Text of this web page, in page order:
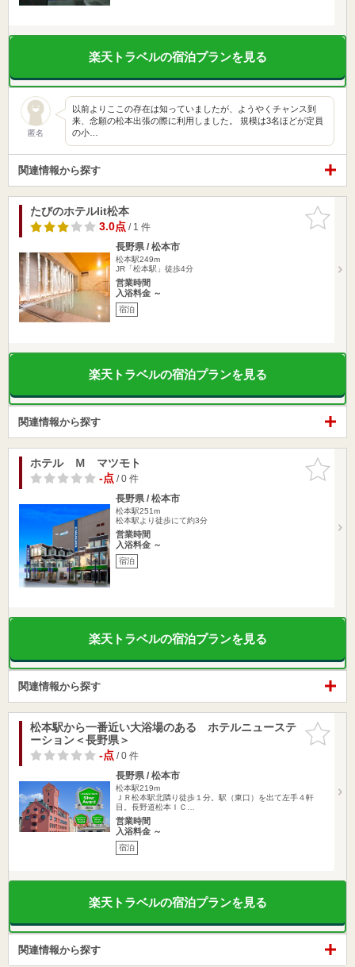
楽天トラベルの宿泊プランを見る
匿名
以前よりここの存在は知っていましたが、ようやくチャンス到
来、念願の松本出張の際に利用しました。 規模は3名ほどが定員
の小…
関連情報から探す
お気に入
りに追加
たびのホテルlit松本
3.0点/ 1 件
長野県 / 松本市
松本駅249m
JR「松本駅」徒歩4分
営業時間
入浴料金 ～
宿泊
楽天トラベルの宿泊プランを見る
関連情報から探す
お気に入
りに追加
ホテル Ｍ マツモト
-点/ 0 件
長野県 / 松本市
松本駅251m
松本駅より徒歩にて約3分
営業時間
入浴料金 ～
宿泊
楽天トラベルの宿泊プランを見る
関連情報から探す
お気に入
りに追加
松本駅から一番近い大浴場のある ホテルニューステ
ーション＜長野県＞
-点/ 0 件
長野県 / 松本市
松本駅219m
ＪＲ松本駅北隣り徒歩１分。駅（東口）を出て左手４軒
目。長野道松本ＩＣ…
営業時間
入浴料金 ～
宿泊
楽天トラベルの宿泊プランを見る
関連情報から探す